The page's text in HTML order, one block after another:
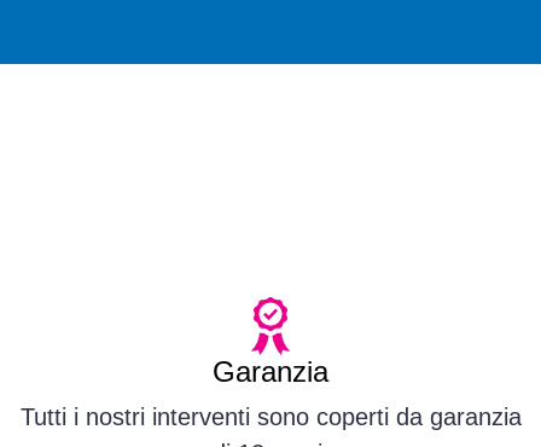
Garanzia
Tutti i nostri interventi sono coperti da garanzia